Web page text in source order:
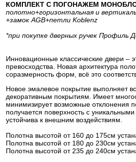
КОМПЛЕКТ С ПОГОНАЖЕМ
полотно+горизонтальная и
+замок AGB+петли Koblenz
*при покупке дверных ручек Профиль
Инновационные классические двери –
превосходства. Новая архитектура
соразмерность форм, всё это
Новое эмалевое покрытие выполняет
декоративным покрытиям. Имеет
минимизирует возможные отклонения
получается поверхность с
устойчива к внешним воздействиям.
Полотна высотой от 160 до 175см
Полотна высотой от 180 до 230см
Полотна высотой от 235 до 240см